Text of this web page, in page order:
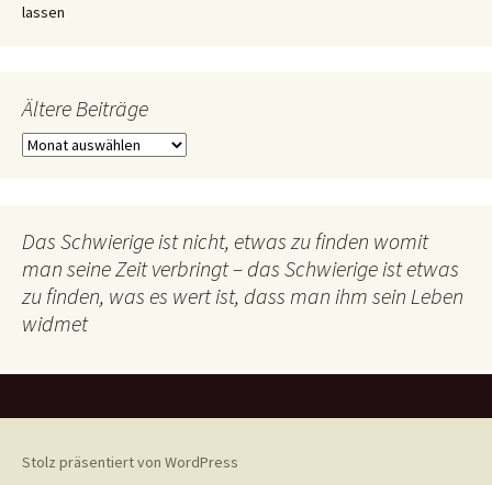
lassen
Ältere Beiträge
Ältere
Das Schwierige ist nicht, etwas zu finden womit
man seine Zeit verbringt – das Schwierige ist etwas
zu finden, was es wert ist, dass man ihm sein Leben
widmet
Stolz präsentiert von WordPress